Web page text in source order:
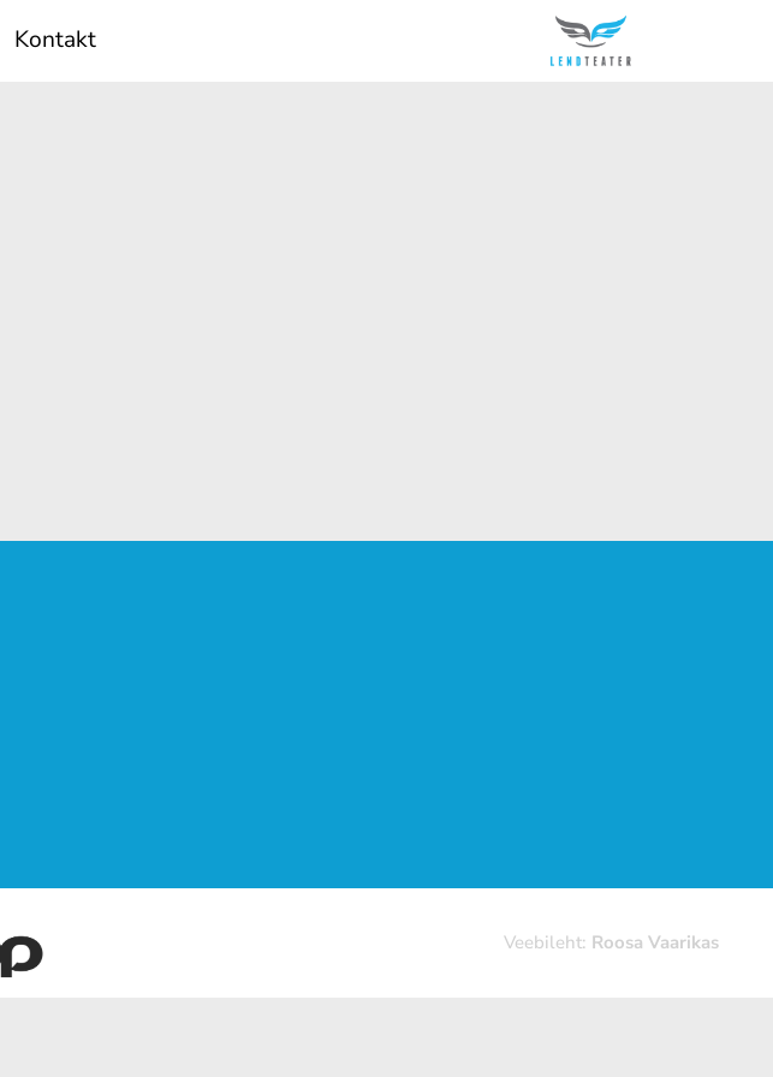
Kontakt
Veebileht: Roosa Vaarikas